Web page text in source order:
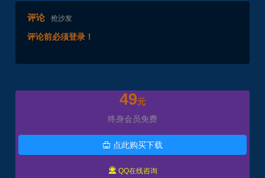
评论 抢沙发
评论前必须登录！
49元
终身会员免费
 点此购买下载
 QQ在线咨询